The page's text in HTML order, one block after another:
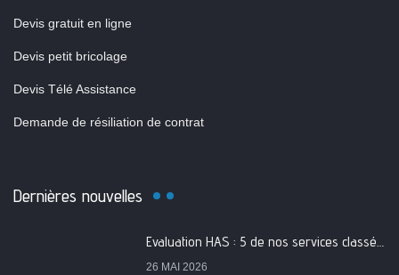
Devis gratuit en ligne
Devis petit bricolage
Devis Télé Assistance
Demande de résiliation de contrat
Dernières nouvelles
Evaluation HAS : 5 de nos services classés A
26 MAI 2026